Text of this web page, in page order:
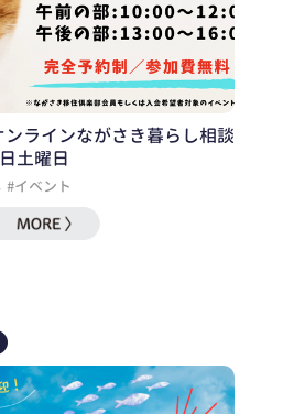
ンラインながさき暮らし相談
土曜日
#イベント